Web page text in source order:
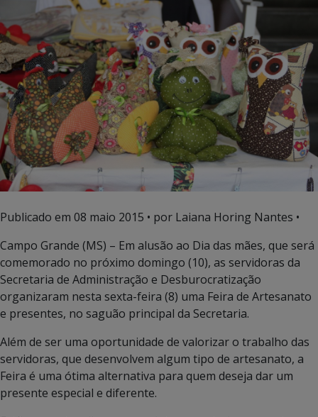
Publicado em 08 maio 2015 • por Laiana Horing Nantes •
Campo Grande (MS) – Em alusão ao Dia das mães, que será
comemorado no próximo domingo (10), as servidoras da
Secretaria de Administração e Desburocratização
organizaram nesta sexta-feira (8) uma Feira de Artesanato
e presentes, no saguão principal da Secretaria.
Além de ser uma oportunidade de valorizar o trabalho das
servidoras, que desenvolvem algum tipo de artesanato, a
Feira é uma ótima alternativa para quem deseja dar um
presente especial e diferente.